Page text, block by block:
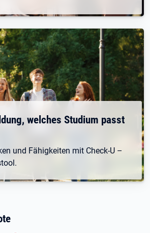
welches Studium passt
und Fähigkeiten mit Check-U –